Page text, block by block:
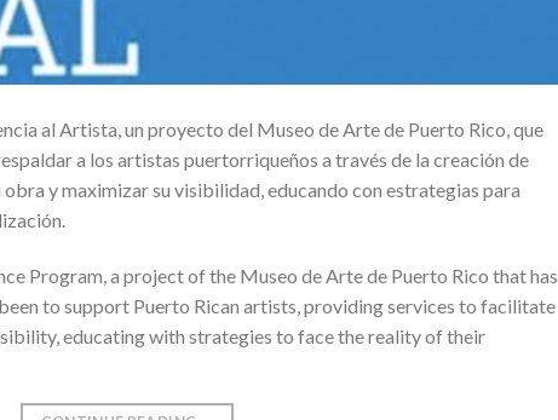
al Artista, un proyecto del Museo de Arte de Puerto Rico, que
a los artistas puertorriqueños a través de la creación de
y maximizar su visibilidad, educando con estrategias para
Program, a project of the Museo de Arte de Puerto Rico that has
to support Puerto Rican artists, providing services to facilitate
educating with strategies to face the reality of their